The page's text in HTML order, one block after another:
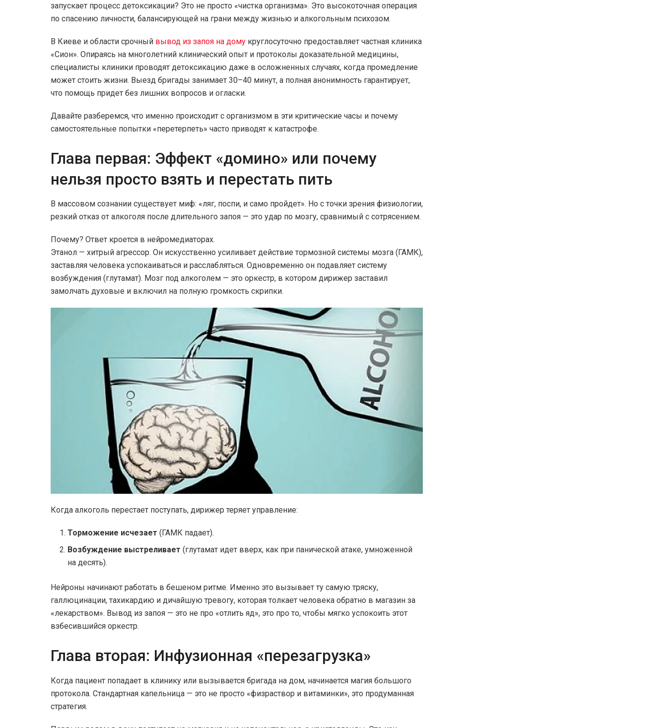
запускает процесс детоксикации? Это не просто «чистка организма». Это высокоточная операция
по спасению личности, балансирующей на грани между жизнью и алкогольным психозом.
В Киеве и области срочный вывод из запоя на дому круглосуточно предоставляет частная клиника
«Сион». Опираясь на многолетний клинический опыт и протоколы доказательной медицины,
специалисты клиники проводят детоксикацию даже в осложненных случаях, когда промедление
может стоить жизни. Выезд бригады занимает 30–40 минут, а полная анонимность гарантирует,
что помощь придет без лишних вопросов и огласки.
Давайте разберемся, что именно происходит с организмом в эти критические часы и почему
самостоятельные попытки «перетерпеть» часто приводят к катастрофе.
Глава первая: Эффект «домино» или почему
нельзя просто взять и перестать пить
В массовом сознании существует миф: «ляг, поспи, и само пройдет». Но с точки зрения физиологии,
резкий отказ от алкоголя после длительного запоя — это удар по мозгу, сравнимый с сотрясением.
Почему? Ответ кроется в нейромедиаторах.
Этанол — хитрый агрессор. Он искусственно усиливает действие тормозной системы мозга (ГАМК),
заставляя человека успокаиваться и расслабляться. Одновременно он подавляет систему
возбуждения (глутамат). Мозг под алкоголем — это оркестр, в котором дирижер заставил
замолчать духовые и включил на полную громкость скрипки.
Когда алкоголь перестает поступать, дирижер теряет управление:
Торможение исчезает (ГАМК падает).
Возбуждение выстреливает (глутамат идет вверх, как при панической атаке, умноженной
на десять).
Нейроны начинают работать в бешеном ритме. Именно это вызывает ту самую тряску,
галлюцинации, тахикардию и дичайшую тревогу, которая толкает человека обратно в магазин за
«лекарством». Вывод из запоя — это не про «отлить яд», это про то, чтобы мягко успокоить этот
взбесившийся оркестр.
Глава вторая: Инфузионная «перезагрузка»
Когда пациент попадает в клинику или вызывается бригада на дом, начинается магия большого
протокола. Стандартная капельница — это не просто «физраствор и витаминки», это продуманная
стратегия.